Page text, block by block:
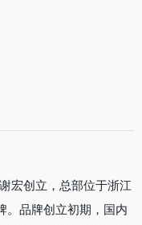
宏创立，总部位于浙江
。品牌创立初期，国内